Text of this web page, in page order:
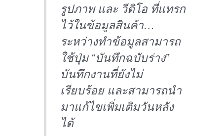
รูปภาพ และ วีดิโอ ที่แทรก
ไว้ในข้อมูลสินค้า…
ระหว่างทำข้อมูลสามารถ
ใช้ปุ่ม “บันทึกฉบับร่าง”
บันทึกงานที่ยังไม่
เรียบร้อย และสามารถนำ
มาแก้ไขเพิ่มเติมวันหลัง
ได้